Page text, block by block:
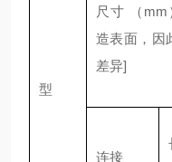
型
尺寸 （mm
造表面，因
差异]
连接